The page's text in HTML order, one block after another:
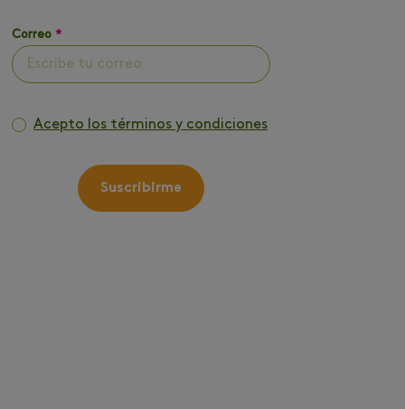
Correo *
Acepto los términos y condiciones
Suscribirme